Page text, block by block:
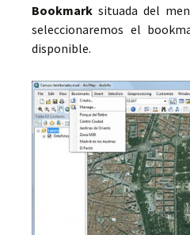
Bookmark situada del
seleccionaremos el
disponible.